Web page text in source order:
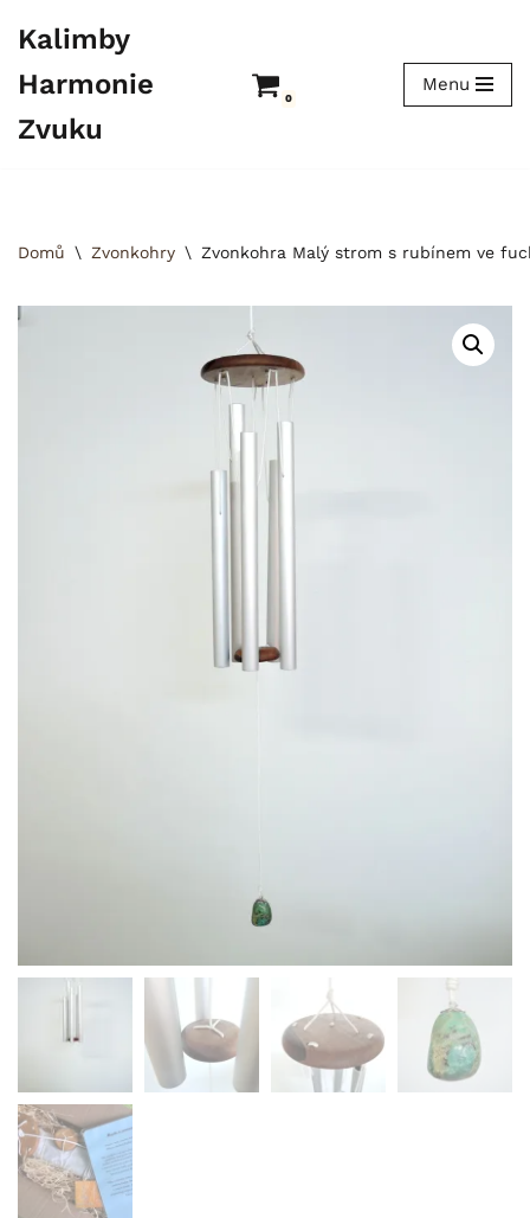
na
obsah
Kalimby
Harmonie
Zvuku
0
Menu
Domů \ Zvonkohry \ Zvonkohra Malý strom s rubínem ve